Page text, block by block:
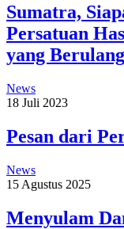
Sumatra,
Persatuan
yang Berulang
News
18 Juli 2023
Pesan dari
News
15 Agustus 2025
Menyulam